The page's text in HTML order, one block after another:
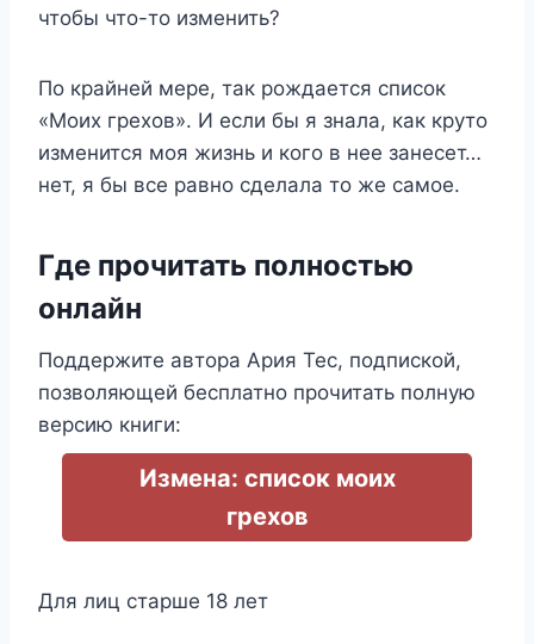
чтобы что-то изменить?
По крайней мере, так рождается список
«Моих грехов». И если бы я знала, как круто
изменится моя жизнь и кого в нее занесет…
нет, я бы все равно сделала то же самое.
Где прочитать полностью
онлайн
Поддержите автора Ария Тес, подпиской,
позволяющей бесплатно прочитать полную
версию книги:
Измена: список моих
грехов
Для лиц старше 18 лет